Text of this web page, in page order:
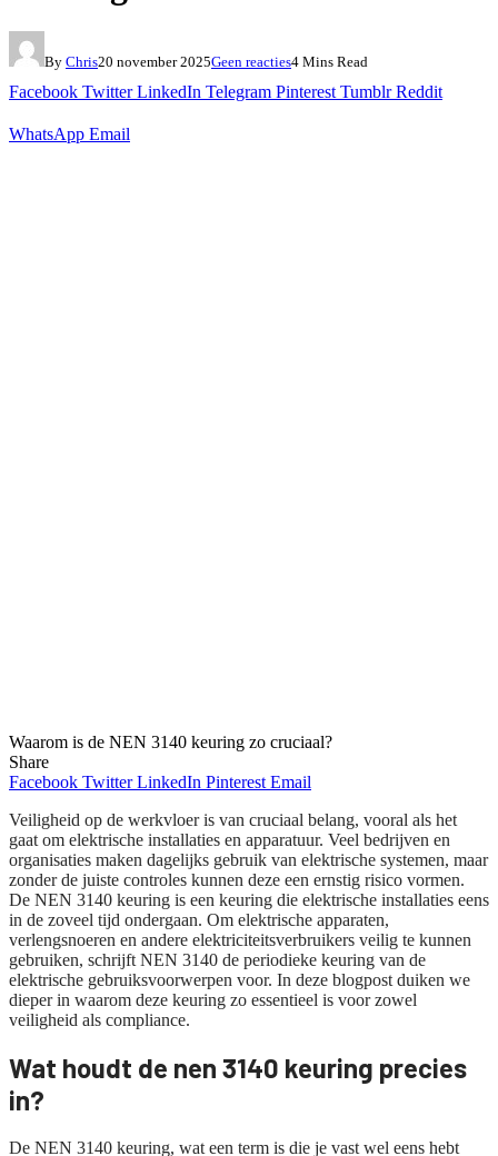
By Chris20 november 2025Geen reacties4 Mins Read
Facebook Twitter LinkedIn Telegram Pinterest Tumblr Reddit
WhatsApp Email
Waarom is de NEN 3140 keuring zo cruciaal?
Share
Facebook Twitter LinkedIn Pinterest Email
Veiligheid op de werkvloer is van cruciaal belang, vooral als het
gaat om elektrische installaties en apparatuur. Veel bedrijven en
organisaties maken dagelijks gebruik van elektrische systemen, maar
zonder de juiste controles kunnen deze een ernstig risico vormen.
De NEN 3140 keuring is een keuring die elektrische installaties eens
in de zoveel tijd ondergaan. Om elektrische apparaten,
verlengsnoeren en andere elektriciteitsverbruikers veilig te kunnen
gebruiken, schrijft NEN 3140 de periodieke keuring van de
elektrische gebruiksvoorwerpen voor. In deze blogpost duiken we
dieper in waarom deze keuring zo essentieel is voor zowel
veiligheid als compliance.
Wat houdt de nen 3140 keuring precies
in?
De NEN 3140 keuring, wat een term is die je vast wel eens hebt